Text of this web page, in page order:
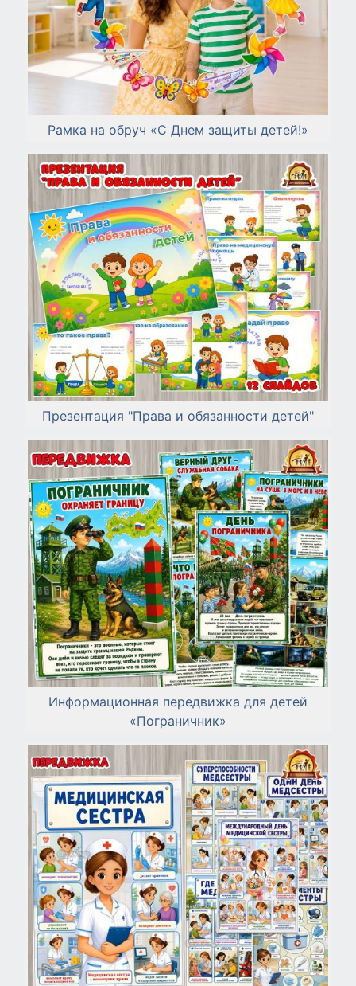
Рамка на обруч «С Днем защиты детей!»
Презентация "Права и обязанности детей"
Информационная передвижка для детей
«Пограничник»